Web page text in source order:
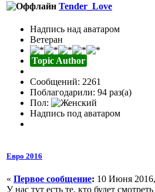
Tender_Love
Надпись над аватаром
Ветеран
Topic Author
Сообщений: 2261
Поблагодарили: 94 раз(а)
Пол:
Надпись под аватаром
Евро 2016
« Первое сообщение: 10 Июня
У нас тут есть те, кто будет